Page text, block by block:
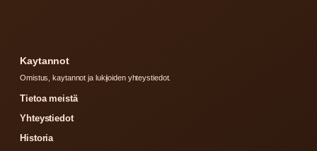
Kaytannot
Omistus, kaytannot ja lukijoiden yhteystiedot.
Tietoa meistä
Yhteystiedot
Historia